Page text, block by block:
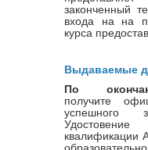
законченный
входа на на
курса
Выдаваемые
По
получите
успешного
квалификации